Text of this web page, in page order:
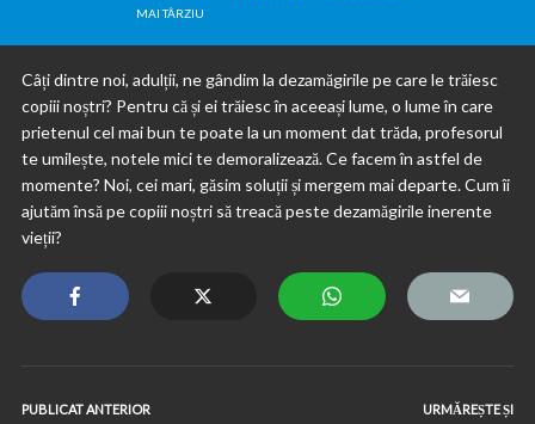
MAI TÂRZIU
Câți dintre noi, adulții, ne gândim la dezamăgirile pe care le trăiesc
copiii noștri? Pentru că și ei trăiesc în aceeași lume, o lume în care
prietenul cel mai bun te poate la un moment dat trăda, profesorul
te umilește, notele mici te demoralizează. Ce facem în astfel de
momente? Noi, cei mari, găsim soluții și mergem mai departe. Cum îi
ajutăm însă pe copiii noștri să treacă peste dezamăgirile inerente
vieții?
PUBLICAT ANTERIOR URMĂREȘTE ȘI